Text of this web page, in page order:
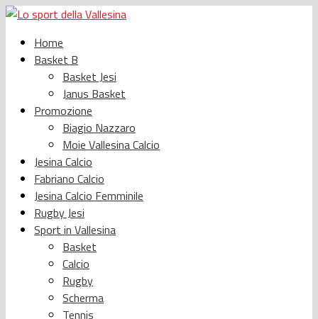
Home
Basket B
Basket Jesi
Janus Basket
Promozione
Biagio Nazzaro
Moie Vallesina Calcio
Jesina Calcio
Fabriano Calcio
Jesina Calcio Femminile
Rugby Jesi
Sport in Vallesina
Basket
Calcio
Rugby
Scherma
Tennis